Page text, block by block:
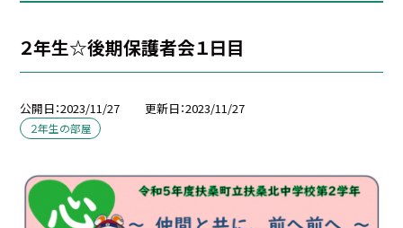
２年生☆後期保護者会１日目
公開日 2023/11/27 更新日 2023/11/27
２年生の部屋